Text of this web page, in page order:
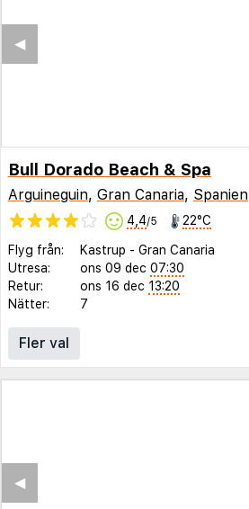
◀︎
Bull Dorado Beach & Spa
Arguineguin, Gran Canaria, Spanien
4,4/5 22°C
Flyg från: Kastrup - Gran Canaria
Utresa:
ons 09 dec 07:30
Retur:
ons 16 dec 13:20
Nätter:
7
Fler val
◀︎